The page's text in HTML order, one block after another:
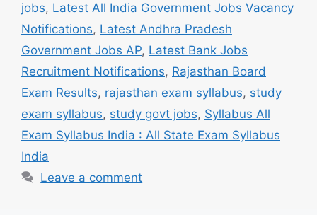
jobs, Latest All India Government Jobs Vacancy
Notifications, Latest Andhra Pradesh
Government Jobs AP, Latest Bank Jobs
Recruitment Notifications, Rajasthan Board
Exam Results, rajasthan exam syllabus, study
exam syllabus, study govt jobs, Syllabus All
Exam Syllabus India : All State Exam Syllabus
India
Leave a comment